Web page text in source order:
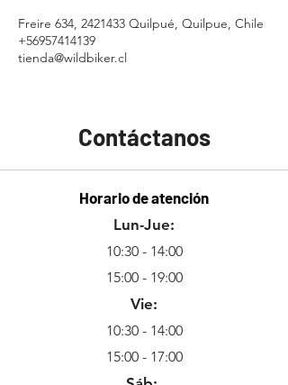
Freire 634, 2421433 Quilpué, Quilpue, Chile
+56957414139
tienda@wildbiker.cl
Contáctanos
Horario de atención
Lun-Jue:
10:30 - 14:00
15:00 - 19:00
Vie:
10:30 - 14:00
15:00 - 17:00